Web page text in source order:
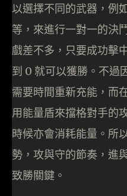
以選擇不同的武器，例
等，來進行一對一的決
戲差不多，只要成功擊
到 0 就可以獲勝。不過
需要時間重新充能，而
用能量盾來擋格對手的
時候亦會消耗能量。所
勢，攻與守的節奏，進
致勝關鍵。